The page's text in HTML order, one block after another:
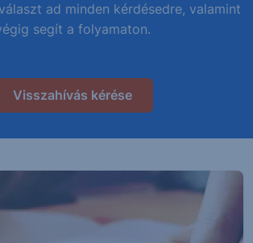
ad minden kérdésedre, valamint
segít a folyamaton.
Visszahívás kérése